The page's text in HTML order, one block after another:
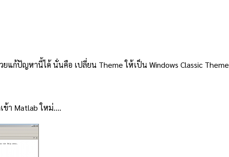
ยแก้ปัญหานี้ได้ นั่นคือ เปลี่ยน Theme ให้เป็น Windows Classic Theme
ข้า Matlab ใหม่….